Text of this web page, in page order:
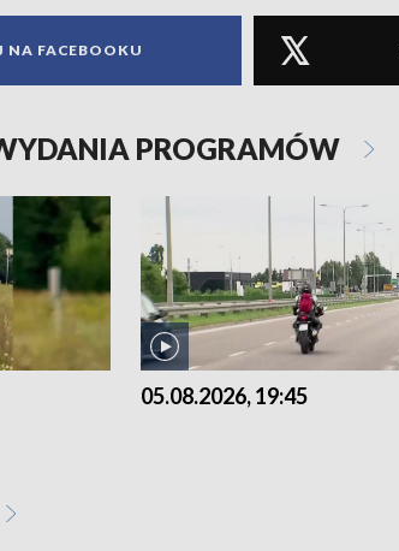
NA FACEBOOKU
PROGRAMÓW
05.08.2026, 19:45